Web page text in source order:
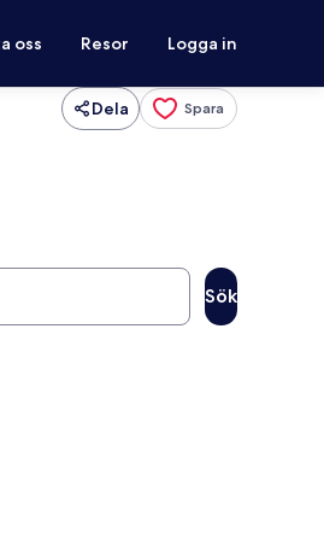
oss Resor Logga in
Dela Spara
Sök